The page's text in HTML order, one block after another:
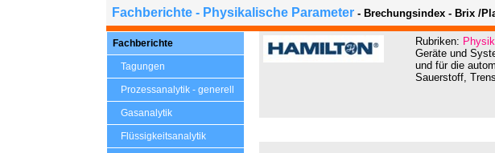
Fachberichte - Physikalische Parameter - Brechungsindex - Brix /
Fachberichte
Tagungen
Prozessanalytik - generell
Gasanalytik
Flüssigkeitsanalytik
Rubriken:
Geräte und
und für die
Sauerstoff,